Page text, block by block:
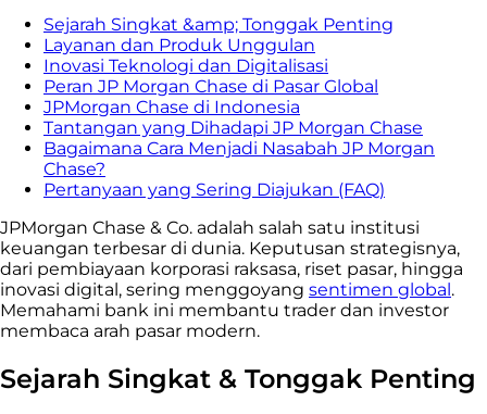
Sejarah Singkat &amp; Tonggak Penting
Layanan dan Produk Unggulan
Inovasi Teknologi dan Digitalisasi
Peran JP Morgan Chase di Pasar Global
JPMorgan Chase di Indonesia
Tantangan yang Dihadapi JP Morgan Chase
Bagaimana Cara Menjadi Nasabah JP Morgan
Chase?
Pertanyaan yang Sering Diajukan (FAQ)
JPMorgan Chase & Co. adalah salah satu institusi
keuangan terbesar di dunia. Keputusan strategisnya,
dari pembiayaan korporasi raksasa, riset pasar, hingga
inovasi digital, sering menggoyang sentimen global.
Memahami bank ini membantu trader dan investor
membaca arah pasar modern.
Sejarah Singkat & Tonggak Penting